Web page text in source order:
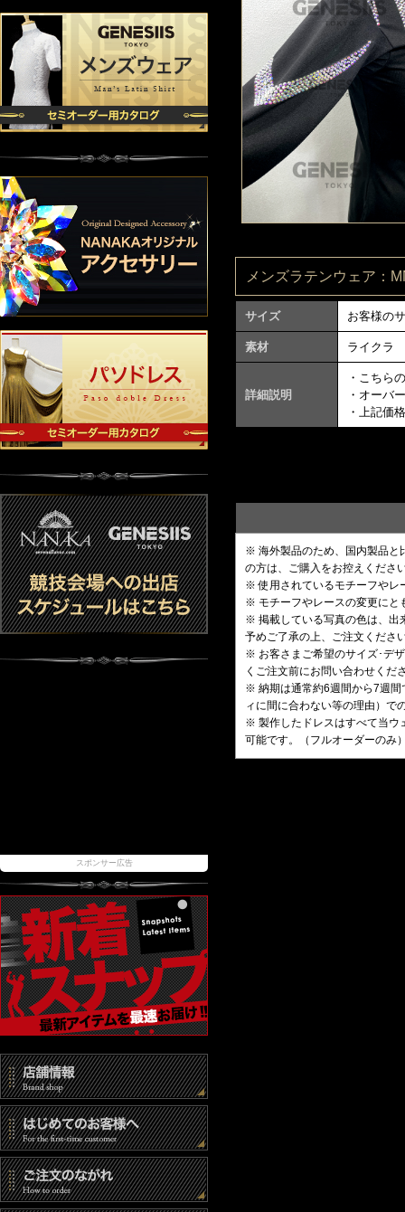
スポンサー広告
メンズラテンウェア：
サイズ お客様の
素材 ライクラ
詳細説明
・こちら
・オーバ
・上記価
※ 海外製品のため、国内製品と
の方は、ご購入をお控えくださ
※ 使用されているモチーフやレ
※ モチーフやレースの変更にと
※ 掲載している写真の色は、出
予めご了承の上、ご注文くださ
※ お客さまご希望のサイズ･デ
くご注文前にお問い合わせくだ
※ 納期は通常約6週間から7週間
ィに間に合わない等の理由）で
※ 製作したドレスはすべて当ウ
可能です。（フルオーダーのみ